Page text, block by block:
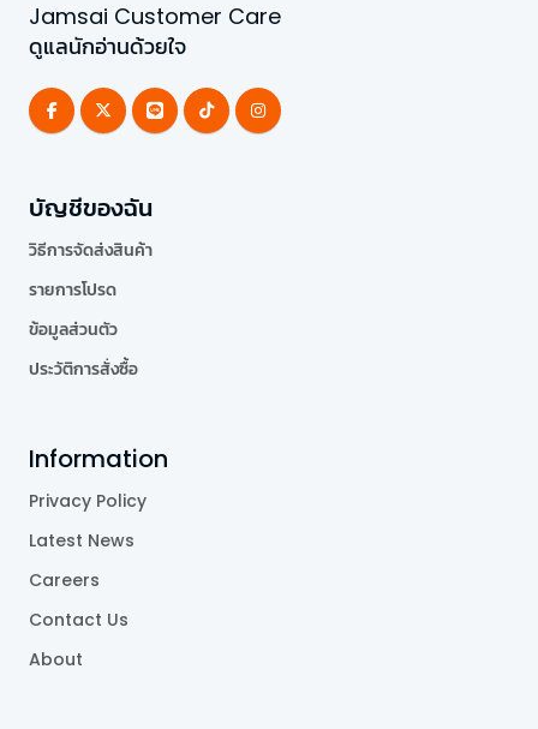
Jamsai Customer Care
ดูแลนักอ่านด้วยใจ
บัญชีของฉัน
วิธีการจัดส่งสินค้า
รายการโปรด
ข้อมูลส่วนตัว
ประวัติการสั่งซื้อ
Information
Privacy Policy
Latest News
Careers
Contact Us
About